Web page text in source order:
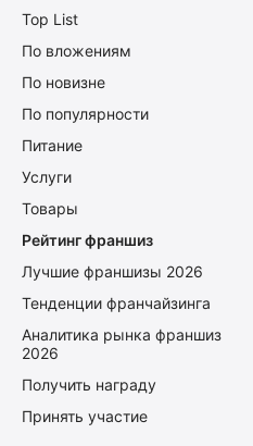
Top List
По вложениям
По новизне
По популярности
Питание
Услуги
Товары
Рейтинг франшиз
Лучшие франшизы 2026
Тенденции франчайзинга
Аналитика рынка франшиз
2026
Получить награду
Принять участие